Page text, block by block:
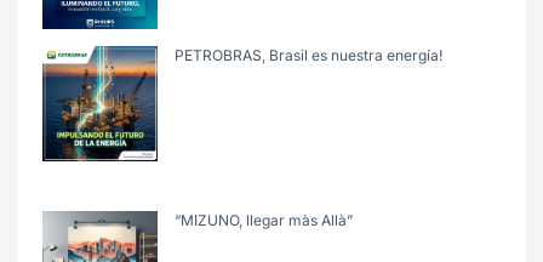
PETROBRAS, Brasil es nuestra energía!
“MIZUNO, llegar màs Allà”